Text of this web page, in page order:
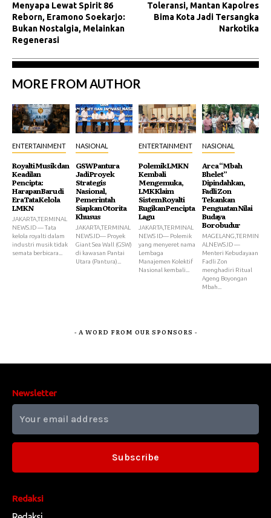
Menyapa Lewat Spirit 86
Reborn, Eramono Soekarjo:
Bukan Nostalgia, Melainkan
Regenerasi
Toleransi, Mantan Kapolres
Bima Kota Jadi Tersangka
Narkotika
MORE FROM AUTHOR
ENTERTAINMENT
Royalti Musik dan
Keadilan
Pencipta:
Harapan Baru di
Era Tata Kelola
LMKN
JAKARTA,TERMINAL
NEWS.ID — Tata
kelola royalti dalam
industri musik tidak
semata berbicara...
NASIONAL
GSW Pantura
Jadi Proyek
Strategis
Nasional,
Pemerintah
Siapkan Otorita
Khusus
JAKARTA,TERMINAL
NEWS.ID— Proyek
Giant Sea Wall (GSW)
di kawasan Pantai
Utara (Pantura)...
ENTERTAINMENT
Polemik LMKN
Kembali
Mengemuka,
LMK Klaim
Sistem Royalti
Rugikan Pencipta
Lagu
JAKARTA,TERMINAL
NEWS ID— Polemik
yang menyeret nama
Lembaga
Manajemen Kolektif
Nasional kembali...
NASIONAL
Arca “Mbah
Bhelet”
Dipindahkan,
Fadli Zon
Tekankan
Penguatan Nilai
Budaya
Borobudur
MAGELANG,TERMIN
ALNEWS.ID —
Menteri Kebudayaan
Fadli Zon
menghadiri Ritual
Ageng Boyongan
Mbah...
- A WORD FROM OUR SPONSORS -
Redaksi
Newsletter
Subscribe